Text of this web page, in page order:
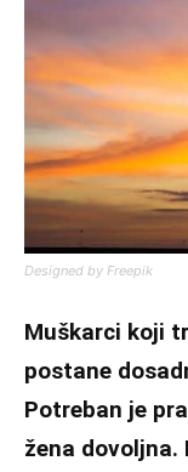
Designed by Freepik
Muškarci koji
postane
Potreban je
žena dovoljna.